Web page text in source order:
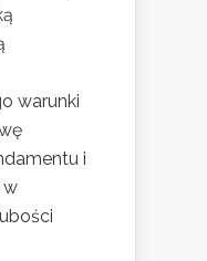
warunki
i
w